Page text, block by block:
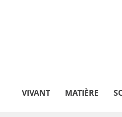
VIVANT MATIÈRE